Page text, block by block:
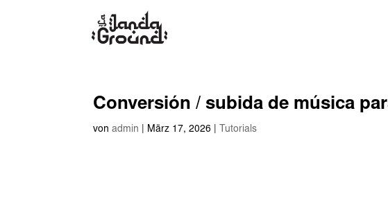
Conversión / subida de música
vonadmin März 17, 2026 Tutorials